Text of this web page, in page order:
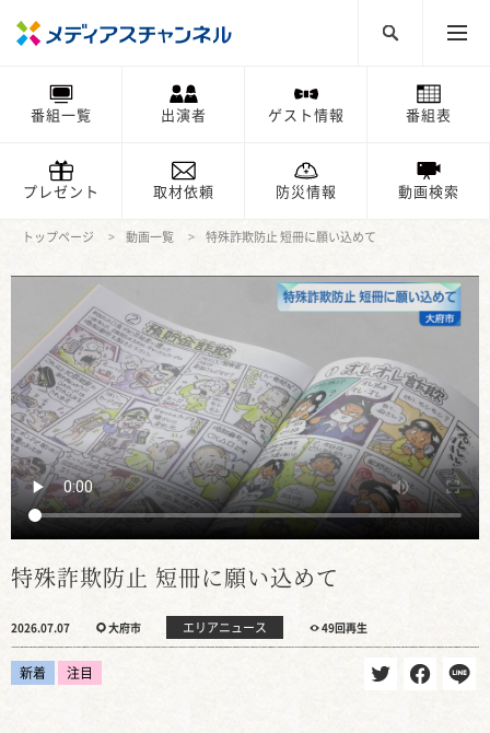
番組一覧 出演者 ゲスト情報 番組表
プレゼント 取材依頼 防災情報 動画検索
トップページ 動画一覧 特殊詐欺防止 短冊に願い込めて
特殊詐欺防止 短冊に願い込めて
2026.07.07 大府市 エリアニュース 49回再生
新着 注目